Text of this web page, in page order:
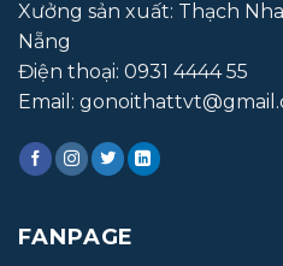
Xưởng sản xuất: Thạch
Nẵng
Điện thoại: 0931 4444 55
Email:
FANPAGE